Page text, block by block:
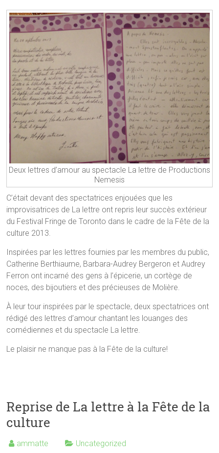
Deux lettres d’amour au spectacle La lettre de Productions
Nemesis
C’était devant des spectatrices enjouées que les
improvisatrices de La lettre ont repris leur succès extérieur
du Festival Fringe de Toronto dans le cadre de la Fête de la
culture 2013.
Inspirées par les lettres fournies par les membres du public,
Catherine Berthiaume, Barbara-Audrey Bergeron et Audrey
Ferron ont incarné des gens à l’épicerie, un cortège de
noces, des bijoutiers et des précieuses de Molière.
À leur tour inspirées par le spectacle, deux spectatrices ont
rédigé des lettres d’amour chantant les louanges des
comédiennes et du spectacle La lettre.
Le plaisir ne manque pas à la Fête de la culture!
Reprise de La lettre à la Fête de la
culture
ammatte Uncategorized